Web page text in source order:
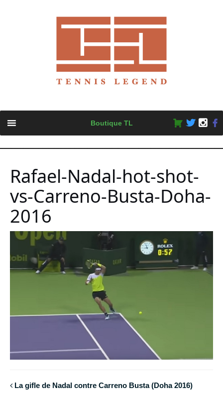
content
Boutique TL
Rafael-Nadal-hot-shot-
vs-Carreno-Busta-Doha-
2016
La gifle de Nadal contre Carreno Busta (Doha 2016)